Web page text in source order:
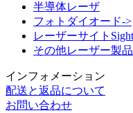
半導体レーザ
フォトダイオード->
レーザーサイトSight
その他レーザー製
インフォメーション
配送と返品について
お問い合わせ